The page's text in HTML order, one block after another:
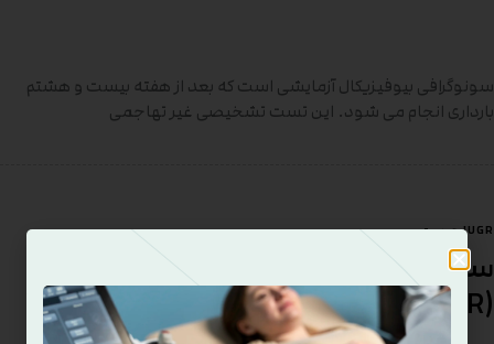
سونوگرافی بیوفیزیکال آزمایشی است که بعد از هفته بیست و هشتم
بارداری انجام می شود. این تست تشخیصی غیر تهاجمی
IUGR چیست
سونوگرافی کمبود رشد داخل رحمی
(IUGR)